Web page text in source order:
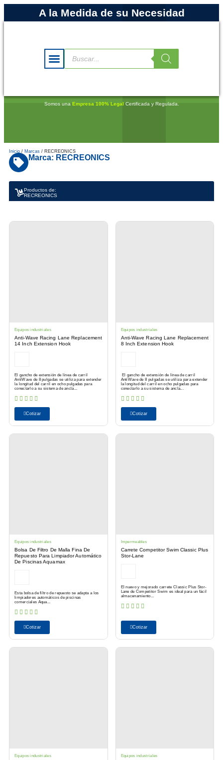
A la Medida de su Necesidad
Somos una Empresa 100% Legal Certificada y Regulada.
Inicio / Marcas / RECREONICS
Marca: RECREONICS
Productos de:
RECREONICS
Equipos industriales
Anti-Wave Racing Lane Replacement
14 Inch Extension Hook
El gancho de extensión de línea de carril
AntiWave de 8 pulgadas se utiliza para extender
la longitud del carril en ocho pulgadas para
conectarlo a su sistema de ancla...
Cotizar
Equipos industriales
Anti-Wave Racing Lane Replacement
8 Inch Extension Hook
El gancho de extensión de línea de carril
AntiWave de 8 pulgadas se utiliza para extender
la longitud del carril en ocho pulgadas para
conectarlo a su sistema de ancla...
Cotizar
Equipos industriales
Bolsa De Filtro De Malla Fina De
Repuesto Para Limpiador Automático
De Piscinas Aquamax
Esta bolsa de filtro de repuesto se adapta a los
limpiadores automáticos de piscinas
comerciales Aqua...
Cotizar
Impermeables
Carrete Competitor Swim Classic Plus
Stor-Lane
El nuevo y mejorado carrete Classic Plus Stor-
Lane de Competitor Swim es ideal para un fácil
almacenamiento...
Cotizar
Equipos industriales Equipos industriales